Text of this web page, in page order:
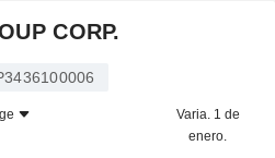
CORP.
Varia. 1 de
enero.